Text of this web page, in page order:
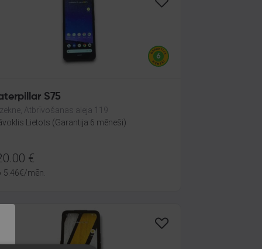
S75
Atbrīvošanas aleja 119
Lietots (Garantija 6 mēneši)
€
5.46€/mēn.